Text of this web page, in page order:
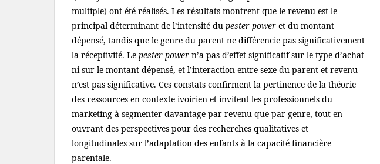
multiple) ont été réalisés. Les résultats montrent que le revenu est le
principal déterminant de l’intensité du pester power et du montant
dépensé, tandis que le genre du parent ne différencie pas significativement
la réceptivité. Le pester power n’a pas d’effet significatif sur le type d’achat
ni sur le montant dépensé, et l’interaction entre sexe du parent et revenu
n’est pas significative. Ces constats confirment la pertinence de la théorie
des ressources en contexte ivoirien et invitent les professionnels du
marketing à segmenter davantage par revenu que par genre, tout en
ouvrant des perspectives pour des recherches qualitatives et
longitudinales sur l’adaptation des enfants à la capacité financière
parentale.